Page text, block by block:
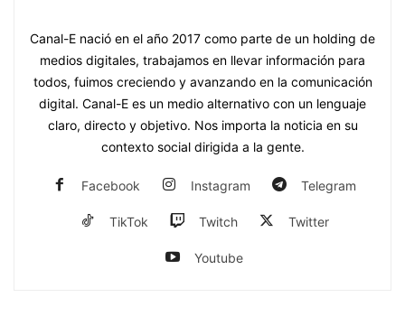
Canal-E nació en el año 2017 como parte de un holding de
medios digitales, trabajamos en llevar información para
todos, fuimos creciendo y avanzando en la comunicación
digital. Canal-E es un medio alternativo con un lenguaje
claro, directo y objetivo. Nos importa la noticia en su
contexto social dirigida a la gente.
Facebook Instagram Telegram
TikTok Twitch Twitter
Youtube